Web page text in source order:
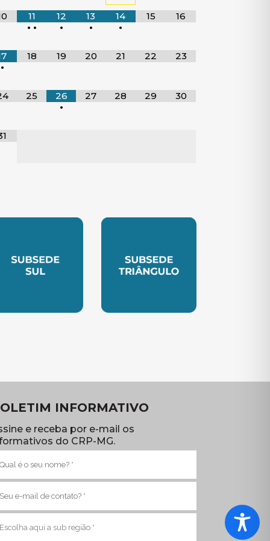
11
• •
12
•
13
•
14
•
15 16
•
18 19 20 21 22 23
25
26
•
27 28 29 30
INFORMATIVO
e receba por e-mail os
do CRP-MG.